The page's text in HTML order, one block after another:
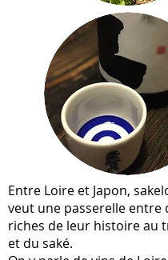
Entre Loire et Japon,
veut une passerelle entre
riches de leur histoire au
et du saké.